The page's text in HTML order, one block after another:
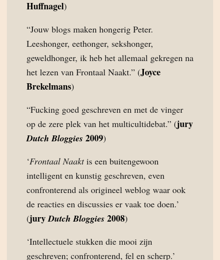
Huffnagel)
“Jouw blogs maken hongerig Peter.
Leeshonger, eethonger, sekshonger,
geweldhonger, ik heb het allemaal gekregen na
het lezen van Frontaal Naakt.” (Joyce
Brekelmans)
“Fucking goed geschreven en met de vinger
op de zere plek van het multicultidebat.” (jury
Dutch Bloggies 2009)
‘Frontaal Naaktis een buitengewoon
intelligent en kunstig geschreven, even
confronterend als origineel weblog waar ook
de reacties en discussies er vaak toe doen.’
(juryDutch Bloggies 2008)
‘Intellectuele stukken die mooi zijn
geschreven; confronterend, fel en scherp.’